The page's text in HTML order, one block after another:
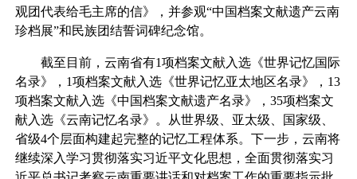
观团代表给毛主席的信》，并参观“中国档案文献遗产云南
珍档展”和民族团结誓词碑纪念馆。
截至目前，云南省有1项档案文献入选《世界记忆国际
名录》，1项档案文献入选《世界记忆亚太地区名录》，13
项档案文献入选《中国档案文献遗产名录》，35项档案文
献入选《云南记忆名录》。从世界级、亚太级、国家级、
省级4个层面构建起完整的记忆工程体系。下一步，云南将
继续深入学习贯彻落实习近平文化思想，全面贯彻落实习